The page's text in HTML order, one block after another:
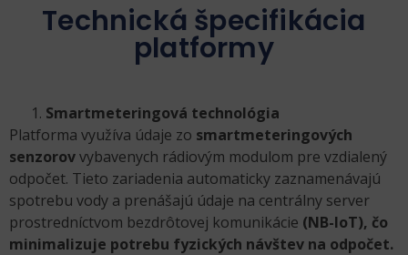
Technická špecifikácia
platformy
Smartmeteringová technológia
Platforma využíva údaje zo smartmeteringových
senzorovvybavenych rádiovým modulom pre vzdialený
odpočet. Tieto zariadenia automaticky zaznamenávajú
spotrebu vody a prenášajú údaje na centrálny server
prostredníctvom bezdrôtovej komunikácie (NB-IoT), čo
minimalizuje potrebu fyzických návštev na odpočet.